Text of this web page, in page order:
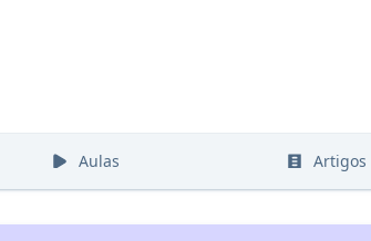
Aulas Artigos